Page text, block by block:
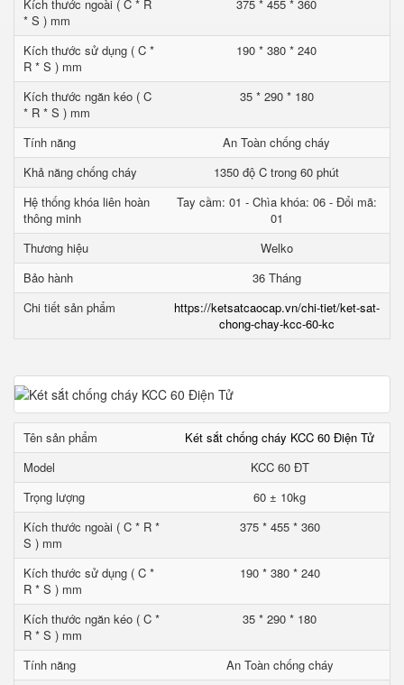
Kích thước ngoài ( C * R
* S ) mm
375 * 455 * 360
Kích thước sử dụng ( C *
R * S ) mm
190 * 380 * 240
Kích thước ngăn kéo ( C
* R * S ) mm
35 * 290 * 180
Tính năng
An Toàn chống cháy
Khả năng chống cháy
1350 độ C trong 60 phút
Hệ thống khóa liên hoàn
thông minh
Tay cầm: 01 - Chìa khóa: 06 - Đổi mã:
01
Thương hiệu
Welko
Bảo hành
36 Tháng
Chi tiết sản phẩm
https://ketsatcaocap.vn/chi-tiet/ket-sat-
chong-chay-kcc-60-kc
Tên sản phẩm
Két sắt chống cháy KCC 60 Điện Tử
Model
KCC 60 ĐT
Trọng lượng
60 ± 10kg
Kích thước ngoài ( C * R *
S ) mm
375 * 455 * 360
Kích thước sử dụng ( C *
R * S ) mm
190 * 380 * 240
Kích thước ngăn kéo ( C *
R * S ) mm
35 * 290 * 180
Tính năng
An Toàn chống cháy